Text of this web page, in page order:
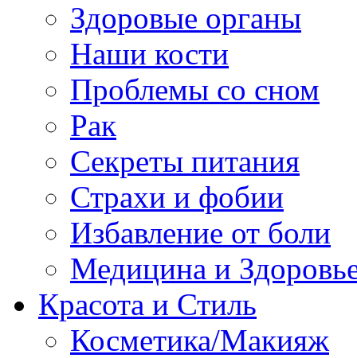
Здоровые органы
Наши кости
Проблемы со сном
Рак
Секреты питания
Страхи и фобии
Избавление от боли
Медицина и
Красота и Стиль
Косметика/Макияж